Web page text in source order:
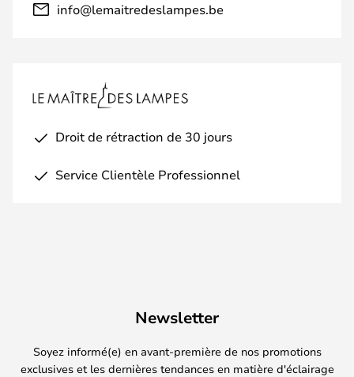
info@lemaitredeslampes.be
Droit de rétraction de 30 jours
Service Clientèle Professionnel
Newsletter
Soyez informé(e) en avant-première de nos promotions
exclusives et les dernières tendances en matière d'éclairage